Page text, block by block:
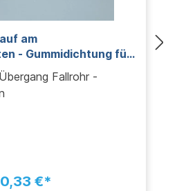
am
- Gummidichtung für
Fallrohr -
€*